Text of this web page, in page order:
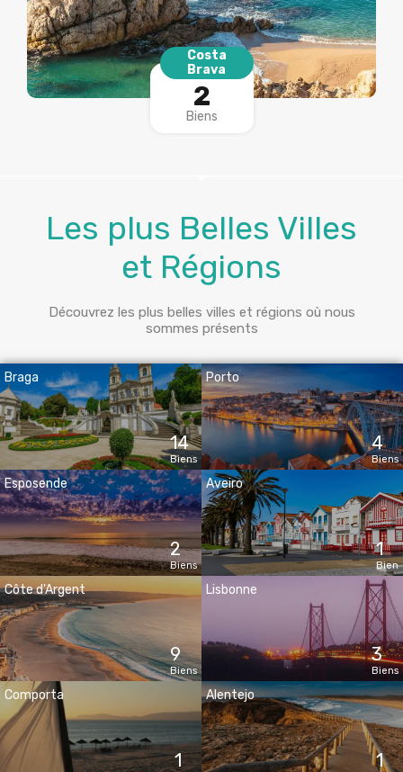
Costa
Brava
2
Biens
Les plus Belles Villes
et Régions
Découvrez les plus belles villes et régions où nous
sommes présents
Braga
14
Biens
Porto
4
Biens
Esposende
2
Biens
Aveiro
1
Bien
Côte d'Argent
9
Biens
Lisbonne
3
Biens
Comporta
1
Alentejo
1